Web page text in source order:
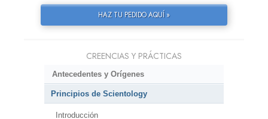
HAZ TU PEDIDO AQUÍ »
CREENCIAS Y PRÁCTICAS
Antecedentes y Orígenes
Principios de Scientology
Introducción